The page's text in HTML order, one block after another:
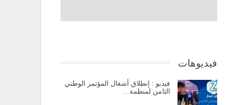
فيديوهات
فيديو : إنطلاق أشغال المؤتمر الوطني
الثامن لمنظمة…